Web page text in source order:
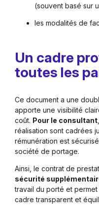
(souvent basé sur
les modalités de
Un cadre
toutes les
Ce document a une
apporte une visibilité
coût. Pour le consultant
réalisation sont cadrées
rémunération est
société de portage.
Ainsi, le contrat de
sécurité
travail du porté et permet
cadre transparent et